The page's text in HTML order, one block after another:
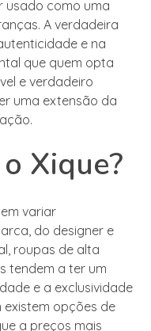
usado como uma
A verdadeira
e na
que quem opta
e verdadeiro
uma extensão da
Xique?
variar
do designer e
roupas de alta
tendem a ter um
e a exclusividade
opções de
a preços mais